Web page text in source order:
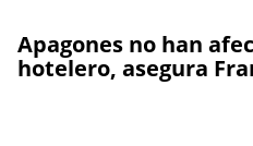
Apagones no han
hotelero, asegura